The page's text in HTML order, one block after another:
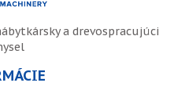
a drevospracujúci